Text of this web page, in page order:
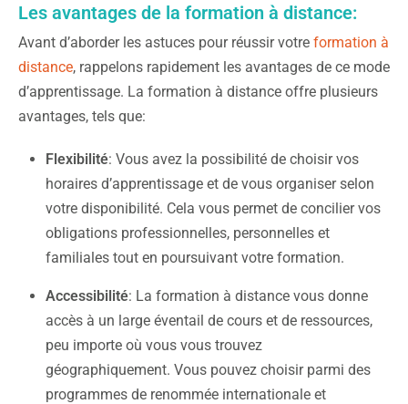
Les avantages de la formation à distance:
Avant d’aborder les astuces pour réussir votre formation à
distance, rappelons rapidement les avantages de ce mode
d’apprentissage. La formation à distance offre plusieurs
avantages, tels que:
Flexibilité: Vous avez la possibilité de choisir vos
horaires d’apprentissage et de vous organiser selon
votre disponibilité. Cela vous permet de concilier vos
obligations professionnelles, personnelles et
familiales tout en poursuivant votre formation.
Accessibilité: La formation à distance vous donne
accès à un large éventail de cours et de ressources,
peu importe où vous vous trouvez
géographiquement. Vous pouvez choisir parmi des
programmes de renommée internationale et